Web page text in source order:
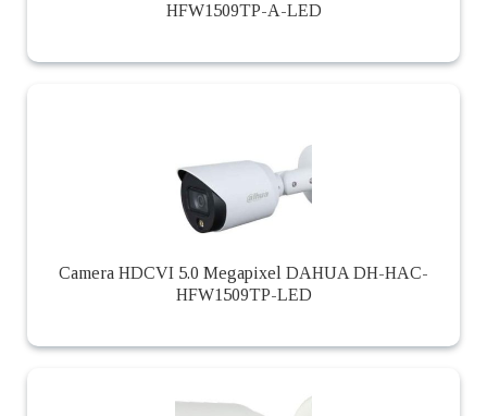
HFW1509TP-A-LED
Camera HDCVI 5.0 Megapixel DAHUA DH-HAC-
HFW1509TP-LED